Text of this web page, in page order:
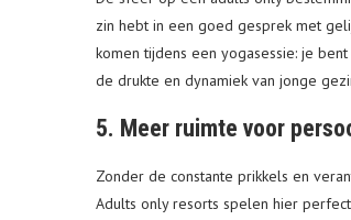
zin hebt in een goed gesprek met
komen tijdens een yogasessie: je
de drukte en dynamiek van jonge
5. Meer ruimte voor
Zonder de constante prikkels en
Adults only resorts spelen hier